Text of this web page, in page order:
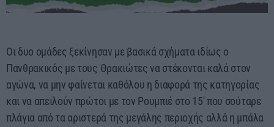
Οι δυο ομάδες ξεκίνησαν με βασικά σχήματα ιδίως ο
Πανθρακικός με τους Θρακιώτες να στέκονται καλά στον
αγώνα, να μην φαίνεται καθόλου η διαφορά της κατηγορίας
και να απειλούν πρώτοι με τον Ρουμπιέ στο 15′ που σούταρε
πλάγια από τα αριστερά της μεγάλης περιοχής αλλά η μπάλα